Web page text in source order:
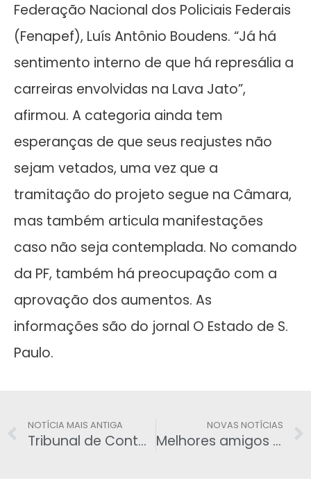
Federação Nacional dos Policiais Federais
(Fenapef), Luís Antônio Boudens. “Já há
sentimento interno de que há represália a
carreiras envolvidas na Lava Jato”,
afirmou. A categoria ainda tem
esperanças de que seus reajustes não
sejam vetados, uma vez que a
tramitação do projeto segue na Câmara,
mas também articula manifestações
caso não seja contemplada. No comando
da PF, também há preocupação com a
aprovação dos aumentos. As
informações são do jornal O Estado de S.
Paulo.
NOTÍCIA MAIS ANTIGA
Tribunal de Contas da União propõe bloquear bens de Dilma
NOVAS NOTÍCIAS
Melhores amigos – PT se coligou aos que chama de ‘Golpistas’ em 8.488 candidaturas